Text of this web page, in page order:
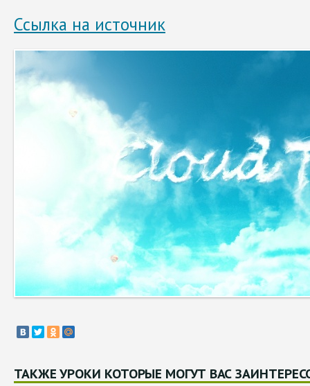
Ссылка на источник
ТАКЖЕ УРОКИ КОТОРЫЕ МОГУТ ВАС